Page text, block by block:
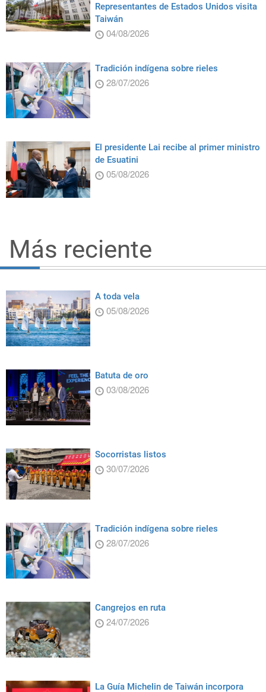
Representantes de Estados Unidos visita
Taiwán
04/08/2026
Tradición indígena sobre rieles
28/07/2026
El presidente Lai recibe al primer ministro
de Esuatini
05/08/2026
Más reciente
A toda vela
05/08/2026
Batuta de oro
03/08/2026
Socorristas listos
30/07/2026
Tradición indígena sobre rieles
28/07/2026
Cangrejos en ruta
24/07/2026
La Guía Michelin de Taiwán incorpora